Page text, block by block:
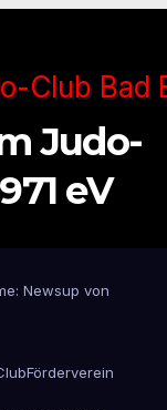
Judo-
eV
Newsup von
Förderverein